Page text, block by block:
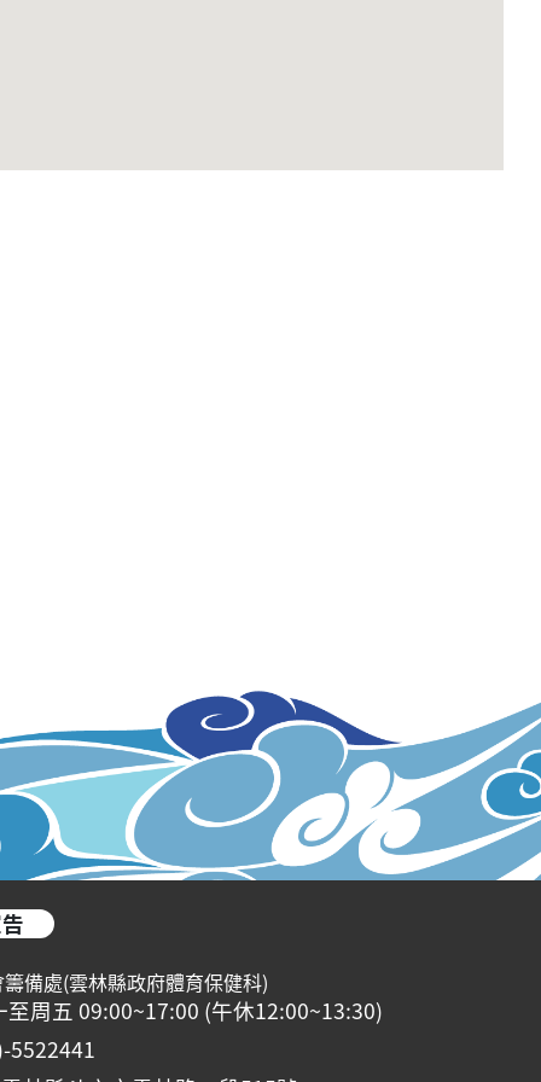
備處(雲林縣政府體育保健科)
周五 09:00~17:00 (午休12:00~13:30)
5522441